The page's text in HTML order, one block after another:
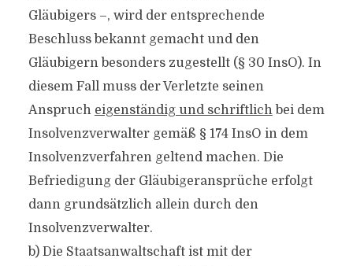
Gläubigers –, wird der entsprechende
Beschluss bekannt gemacht und den
Gläubigern besonders zugestellt (§ 30 InsO). In
diesem Fall muss der Verletzte seinen
Anspruch eigenständig und schriftlichbei dem
Insolvenzverwalter gemäß § 174 InsO in dem
Insolvenzverfahren geltend machen. Die
Befriedigung der Gläubigeransprüche erfolgt
dann grundsätzlich allein durch den
Insolvenzverwalter.
b) Die Staatsanwaltschaft ist mit der